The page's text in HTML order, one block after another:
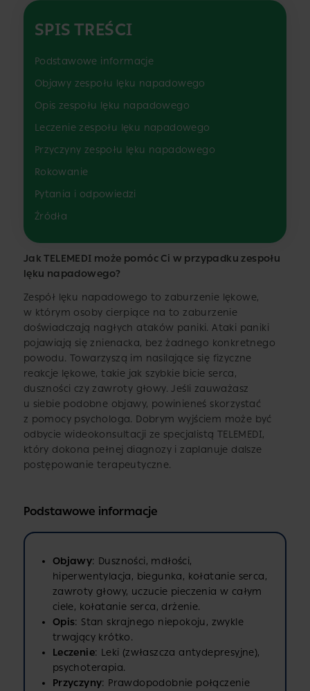
SPIS TREŚCI
Podstawowe informacje
Objawy zespołu lęku napadowego
Opis zespołu lęku napadowego
Leczenie zespołu lęku napadowego
Przyczyny zespołu lęku napadowego
Rokowanie
Pytania i odpowiedzi
Źródła
Jak TELEMEDI może pomóc Ci w przypadku zespołu
lęku napadowego?
Zespół lęku napadowego to zaburzenie lękowe,
w którym osoby cierpiące na to zaburzenie
doświadczają nagłych ataków paniki. Ataki paniki
pojawiają się znienacka, bez żadnego konkretnego
powodu. Towarzyszą im nasilające się fizyczne
reakcje lękowe, takie jak szybkie bicie serca,
duszności czy zawroty głowy. Jeśli zauważasz
u siebie podobne objawy, powinieneś skorzystać
z pomocy psychologa. Dobrym wyjściem może być
odbycie wideokonsultacji ze specjalistą TELEMEDI,
który dokona pełnej diagnozy i zaplanuje dalsze
postępowanie terapeutyczne.
Podstawowe informacje
Objawy: Duszności, mdłości,
hiperwentylacja, biegunka, kołatanie serca,
zawroty głowy, uczucie pieczenia w całym
ciele, kołatanie serca, drżenie.
Opis: Stan skrajnego niepokoju, zwykle
trwający krótko.
Leczenie: Leki (zwłaszcza antydepresyjne),
psychoterapia.
Przyczyny: Prawdopodobnie połączenie